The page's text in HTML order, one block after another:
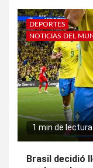
DEPORTES
NOTICIAS DEL
1 min de lectura
Brasil decidió